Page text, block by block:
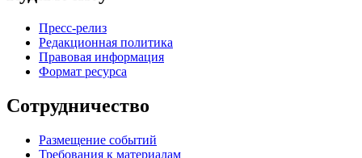
Пресс-релиз
Редакционная политика
Правовая информация
Формат ресурса
Сотрудничество
Размещение событий
Требования к материалам